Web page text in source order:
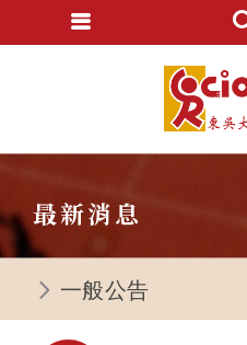
最新消息
一般公告